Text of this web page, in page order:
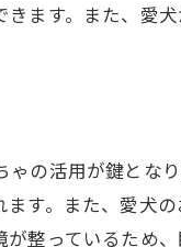
ます。また、愛
の活用が鍵とな
す。また、愛犬
整っているため